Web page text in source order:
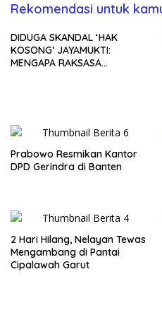
Rekomendasi untuk
DIDUGA SKANDAL ‘HAK
KOSONG’ JAYAMUKTI:
MENGAPA RAKSASA
Prabowo Resmikan Kantor
DPD Gerindra di Banten
2 Hari Hilang, Nelayan Tewas
Mengambang di Pantai
Cipalawah Garut